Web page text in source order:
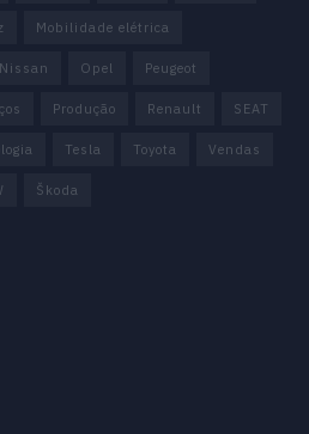
Mobilidade elétrica
Nissan Opel Peugeot
Produção Renault SEAT
Tesla Toyota Vendas
Škoda